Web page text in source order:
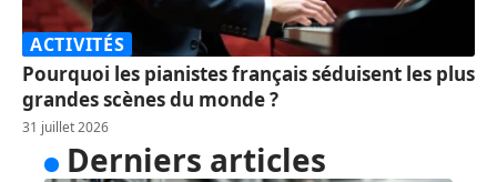
ACTIVITÉS
Pourquoi les pianistes français séduisent les plus
grandes scènes du monde ?
31 juillet 2026
Derniers articles